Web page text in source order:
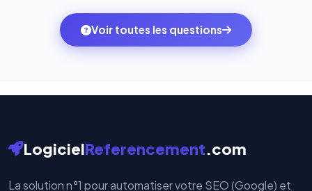
ambitions du moment — sans perdre vos données ni
votre historique.
monde. Vos données bancaires ne transitent jamais
par nos serveurs — elles sont gérées directement et
Voir toutes les questions
LogicielReferencement.com
La solution n°1 pour automatiser votre SEO (Google) et